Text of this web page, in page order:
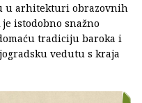
u arhitekturi obrazovnih
istodobno snažno
tradiciju baroka i
vedutu s kraja